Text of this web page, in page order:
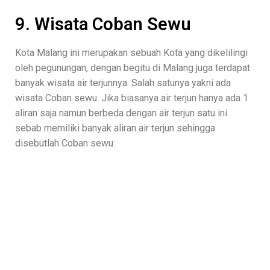
9. Wisata Coban Sewu
Kota Malang ini merupakan sebuah Kota yang dikelilingi
oleh pegunungan, dengan begitu di Malang juga terdapat
banyak wisata air terjunnya. Salah satunya yakni ada
wisata Coban sewu. Jika biasanya air terjun hanya ada 1
aliran saja namun berbeda dengan air terjun satu ini
sebab memiliki banyak aliran air terjun sehingga
disebutlah Coban sewu.